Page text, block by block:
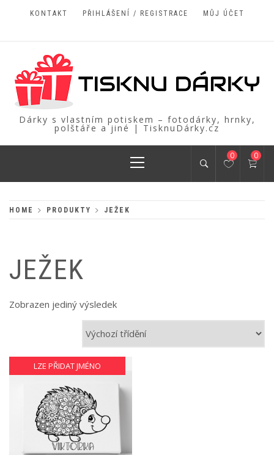
KONTAKT PŘIHLÁŠENÍ / REGISTRACE MŮJ ÚČET
Dárky s vlastním potiskem – fotodárky, hrnky,
polštáře a jiné | TisknuDárky.cz
Menu
0 0
HOME PRODUKTY JEŽEK
JEŽEK
Zobrazen jediný výsledek
LZE PŘIDAT JMÉNO